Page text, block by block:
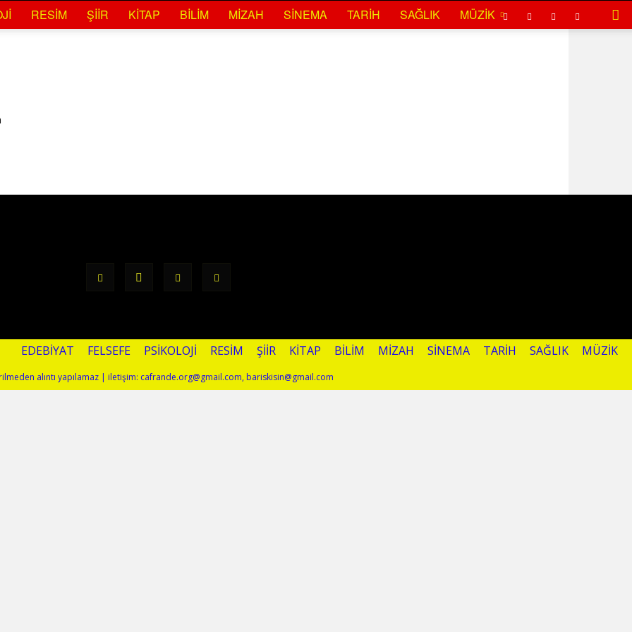
RESIM ŞIIR KITAP BILIM MIZAH SINEMA TARIH SAĞLIK MÜZIK
EDEBIYAT FELSEFE PSIKOLOJI RESIM ŞIIR KITAP BILIM MIZAH SINEMA TARIH SAĞLIK MÜZIK
alıntı yapılamaz | iletişim: cafrande.org@gmail.com, bariskisin@gmail.com